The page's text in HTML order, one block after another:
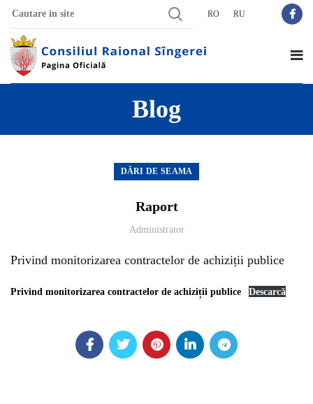
RO RU
Blog
DĂRI DE SEAMA
Raport
Administrator
Privind monitorizarea contractelor de achiziții publice
Privind monitorizarea contractelor de achiziții publice Descarcă